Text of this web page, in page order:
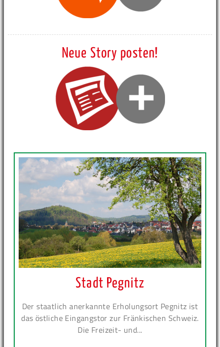
Neue Story posten!
Stadt Pegnitz
Der staatlich anerkannte Erholungsort Pegnitz ist
das östliche Eingangstor zur Fränkischen Schweiz.
Die Freizeit- und...